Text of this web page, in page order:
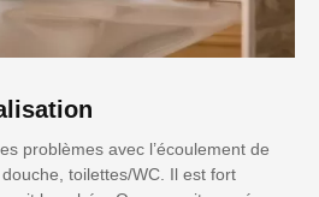
problèmes avec l’écoulement de
toilettes/WC. Il est fort